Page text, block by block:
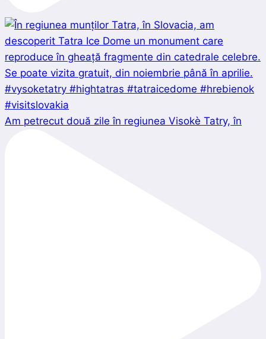
Am petrecut două zile în regiunea Visokè Tatry, în